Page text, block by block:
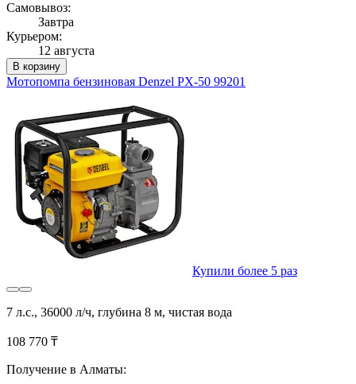
Самовывоз:
Завтра
Курьером:
12 августа
В корзину
Мотопомпа бензиновая Denzel PX-50 99201
Купили более 5 раз
7 л.с., 36000 л/ч, глубина 8 м, чистая вода
108 770 ₸
Получение в Алматы: